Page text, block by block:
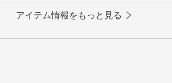
アイテム情報をもっと見る